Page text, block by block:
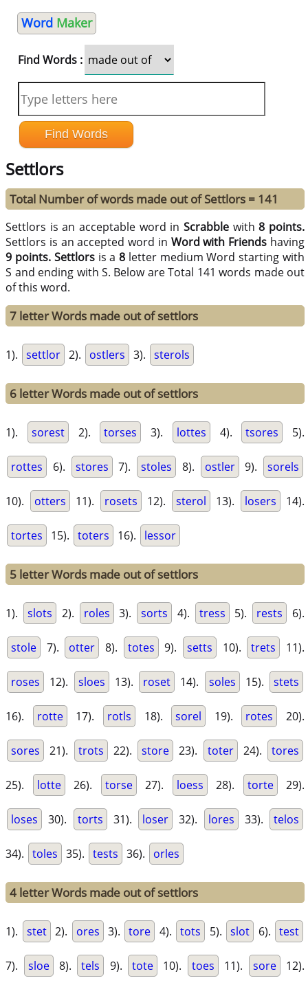
Word Maker
Find Words :
Settlors
Total Number of words made out of Settlors = 141
Settlors is an acceptable word inScrabble with8 points.
Settlors is an accepted word in Word with Friends having
9 points. Settlorsis a8 letter medium Word starting with
S and ending with S. Below are Total 141 words made out
of this word.
7 letter Words made out of settlors
1). settlor 2). ostlers 3). sterols
6 letter Words made out of settlors
1). sorest 2). torses 3). lottes 4). tsores 5).
rottes 6). stores 7). stoles 8). ostler 9). sorels
10). otters 11). rosets 12). sterol 13). losers 14).
tortes 15). toters 16). lessor
5 letter Words made out of settlors
1). slots 2). roles 3). sorts 4). tress 5). rests 6).
stole 7). otter 8). totes 9). setts 10). trets 11).
roses 12). sloes 13). roset 14). soles 15). stets
16). rotte 17). rotls 18). sorel 19). rotes 20).
sores 21). trots 22). store 23). toter 24). tores
25). lotte 26). torse 27). loess 28). torte 29).
loses 30). torts 31). loser 32). lores 33). telos
34). toles 35). tests 36). orles
4 letter Words made out of settlors
1). stet 2). ores 3). tore 4). tots 5). slot 6). test
7). sloe 8). tels 9). tote 10). toes 11). sore 12).